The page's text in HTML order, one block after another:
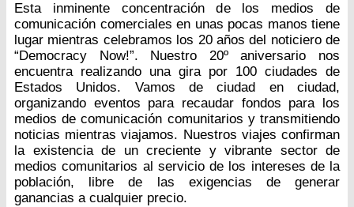
Esta inminente concentración de los medios de
comunicación comerciales en unas pocas manos tiene
lugar mientras celebramos los 20 años del noticiero de
“Democracy Now!”. Nuestro 20º aniversario nos
encuentra realizando una gira por 100 ciudades de
Estados Unidos. Vamos de ciudad en ciudad,
organizando eventos para recaudar fondos para los
medios de comunicación comunitarios y transmitiendo
noticias mientras viajamos. Nuestros viajes confirman
la existencia de un creciente y vibrante sector de
medios comunitarios al servicio de los intereses de la
población, libre de las exigencias de generar
ganancias a cualquier precio.